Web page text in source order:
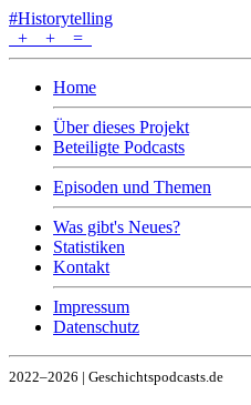
#Historytelling
+
+ =
Home
Über dieses Projekt
Beteiligte Podcasts
Episoden und Themen
Was gibt's Neues?
Statistiken
Kontakt
Impressum
Datenschutz
2022–2026 | Geschichtspodcasts.de